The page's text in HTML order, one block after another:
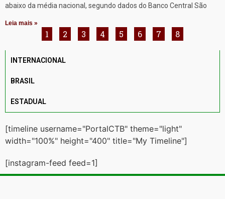
abaixo da média nacional, segundo dados do Banco Central São
Leia mais »
1 2 3 4 5 6 7 8
INTERNACIONAL
BRASIL
ESTADUAL
[timeline username="PortalCTB" theme="light"
width="100%" height="400" title="My Timeline"]
[instagram-feed feed=1]